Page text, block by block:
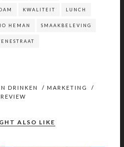
KWALITEIT LUNCH
HEMAN SMAAKBELEVING
DRINKEN / MARKETING
/
REVIEW
ALSO LIKE